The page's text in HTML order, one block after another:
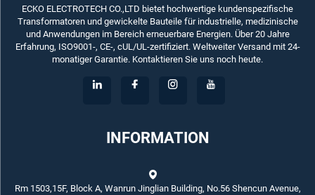
ECKO ELECTROTECH CO.,LTD bietet hochwertige kundenspezifische
Transformatoren und gewickelte Bauteile für industrielle, medizinische
und Anwendungen im Bereich erneuerbare Energien. Über 20 Jahre
Erfahrung, ISO9001-, CE-, cUL/UL-zertifiziert. Weltweiter Versand mit 24-
monatiger Garantie. Kontaktieren Sie uns noch heute.
INFORMATION
Rm 1503,15F, Block A, Wanrun Jinglian Building, No.56 Shencun Avenue,